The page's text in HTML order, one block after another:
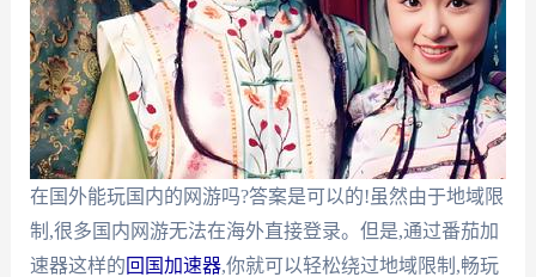
在国外能玩国内的网游吗?答案是可以的!虽然由于地域限
制,很多国内网游无法在海外直接登录。但是,通过番茄加
速器这样的回国加速器,你就可以轻松绕过地域限制,畅玩